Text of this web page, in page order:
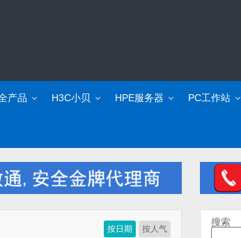
产品 H3C小贝 HPE服务器 PC工作站
按日期 按人气
搜索